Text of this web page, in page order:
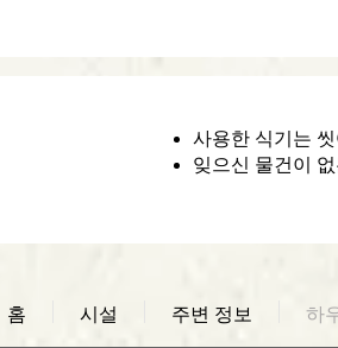
사용한 식기는
잊으신 물건이
홈 시설 주변 정보 하